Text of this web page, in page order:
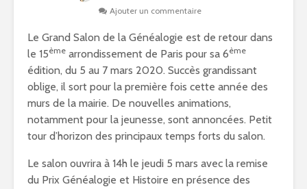
Ajouter un commentaire
Le Grand Salon de la Généalogie est de retour dans
le 15ème arrondissement de Paris pour sa 6ème
édition, du 5 au 7 mars 2020. Succès grandissant
oblige, il sort pour la première fois cette année des
murs de la mairie. De nouvelles animations,
notamment pour la jeunesse, sont annoncées. Petit
tour d’horizon des principaux temps forts du salon.
Le salon ouvrira à 14h le jeudi 5 mars avec la remise
du Prix Généalogie et Histoire en présence des